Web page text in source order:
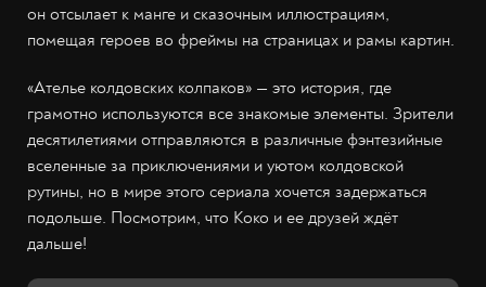
он отсылает к манге и сказочным иллюстрациям,
помещая героев во фреймы на страницах и рамы картин.
«Ателье колдовских колпаков» — это история, где
грамотно используются все знакомые элементы. Зрители
десятилетиями отправляются в различные фэнтезийные
вселенные за приключениями и уютом колдовской
рутины, но в мире этого сериала хочется задержаться
подольше. Посмотрим, что Коко и ее друзей ждёт
дальше!